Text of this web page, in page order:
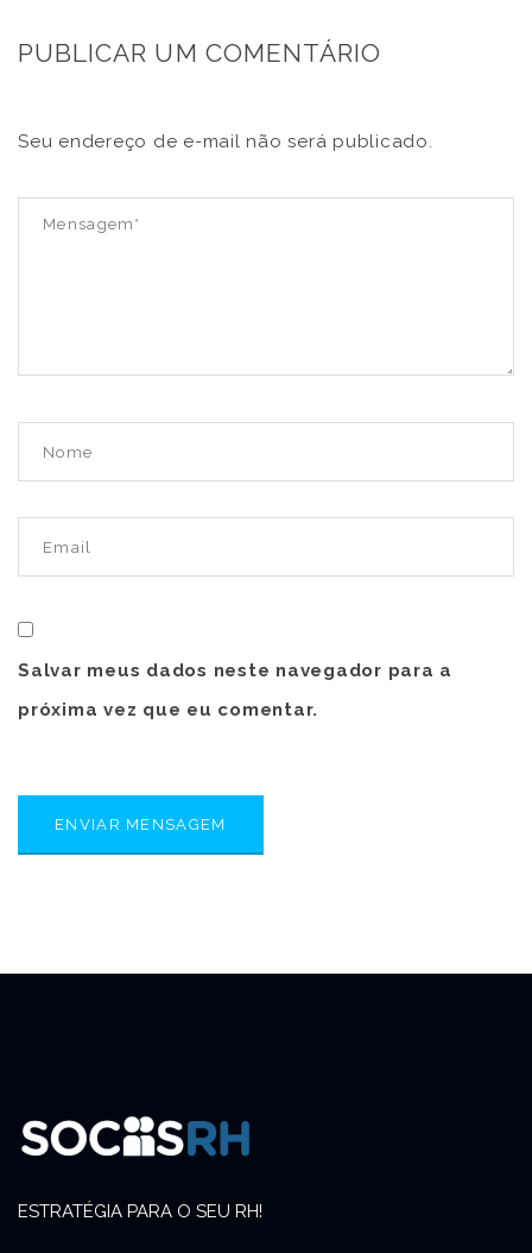
PUBLICAR UM COMENTÁRIO
Seu endereço de e-mail não será publicado.
Salvar meus dados neste navegador para a
próxima vez que eu comentar.
ESTRATÉGIA PARA O SEU RH!